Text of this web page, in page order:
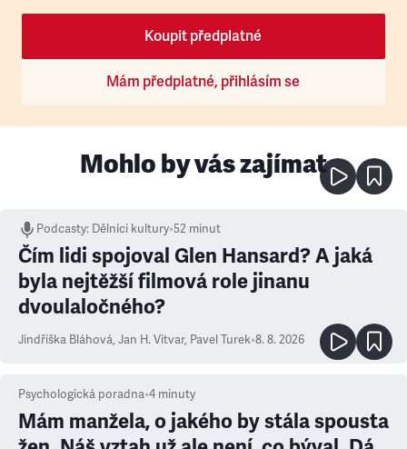
Koupit předplatné
Mám předplatné, přihlásím se
Mohlo by vás zajímat
Podcasty: Dělníci kultury•52 minut
Čím lidi spojoval Glen Hansard? A jaká
byla nejtěžší filmová role jinanu
dvoulaločného?
Jindřiška Bláhová, Jan H. Vitvar, Pavel Turek•8. 8. 2026
Psychologická poradna•4 minuty
Mám manžela, o jakého by stála spousta